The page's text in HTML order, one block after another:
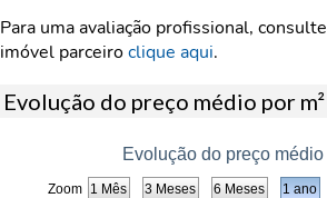
Para uma avaliação profissional,
imóvel parceiroclique aqui.
Evolução do preço médio por m²
Zoom
Evolução do preço médio
1 Mês 3 Meses 6 Meses 1 ano